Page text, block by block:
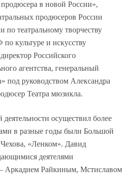
в новой России»,
продюсеров России
по театральному творчеству
культуре и искусству
Российского
агентства, генеральный
под руководством Александра
Театра мюзикла.
осуществил более
в разные годы были Большой
«Ленком». Давид
деятелями
Аркадием Райкиным, Мстиславом